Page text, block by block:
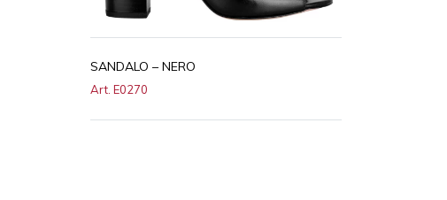
SANDALO – NERO
Art. E0270